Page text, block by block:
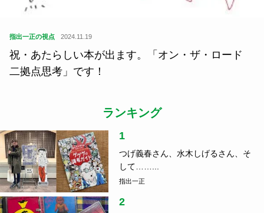
指出一正の視点 2024.11.19
祝・あたらしい本が出ます。「オン・ザ・ロード
二拠点思考」です！
ランキング
1
つげ義春さん、水木しげるさん、そ
して……...
指出一正
2